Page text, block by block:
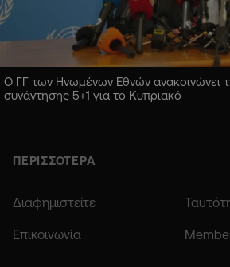
Ο ΓΓ των Ηνωμένων Εθνών ανακοινώνει
συνάντησης 5+1 για το Κυπριακό
ΠΕΡΙΣΣΟΤΕΡΑ
Διαφημιστείτε
Επικοινωνία